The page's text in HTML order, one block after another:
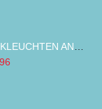
2 X HECKLEUCHTEN ANHÄNGER RÜCKLEUCHTE,LKW RÜCKLEUCHTE, LINKS RECHTS 14LED 12V